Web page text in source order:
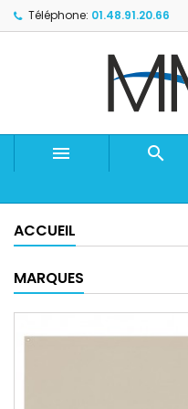
Téléphone: 01.48.91.20.66
 
ACCUEIL
MARQUES